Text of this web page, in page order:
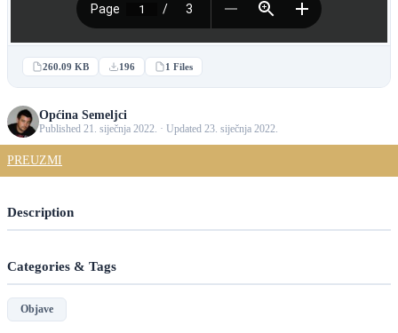
260.09 KB 196 1 Files
Općina Semeljci
Published 21. siječnja 2022. · Updated 23. siječnja 2022.
PREUZMI
Description
Categories & Tags
Objave